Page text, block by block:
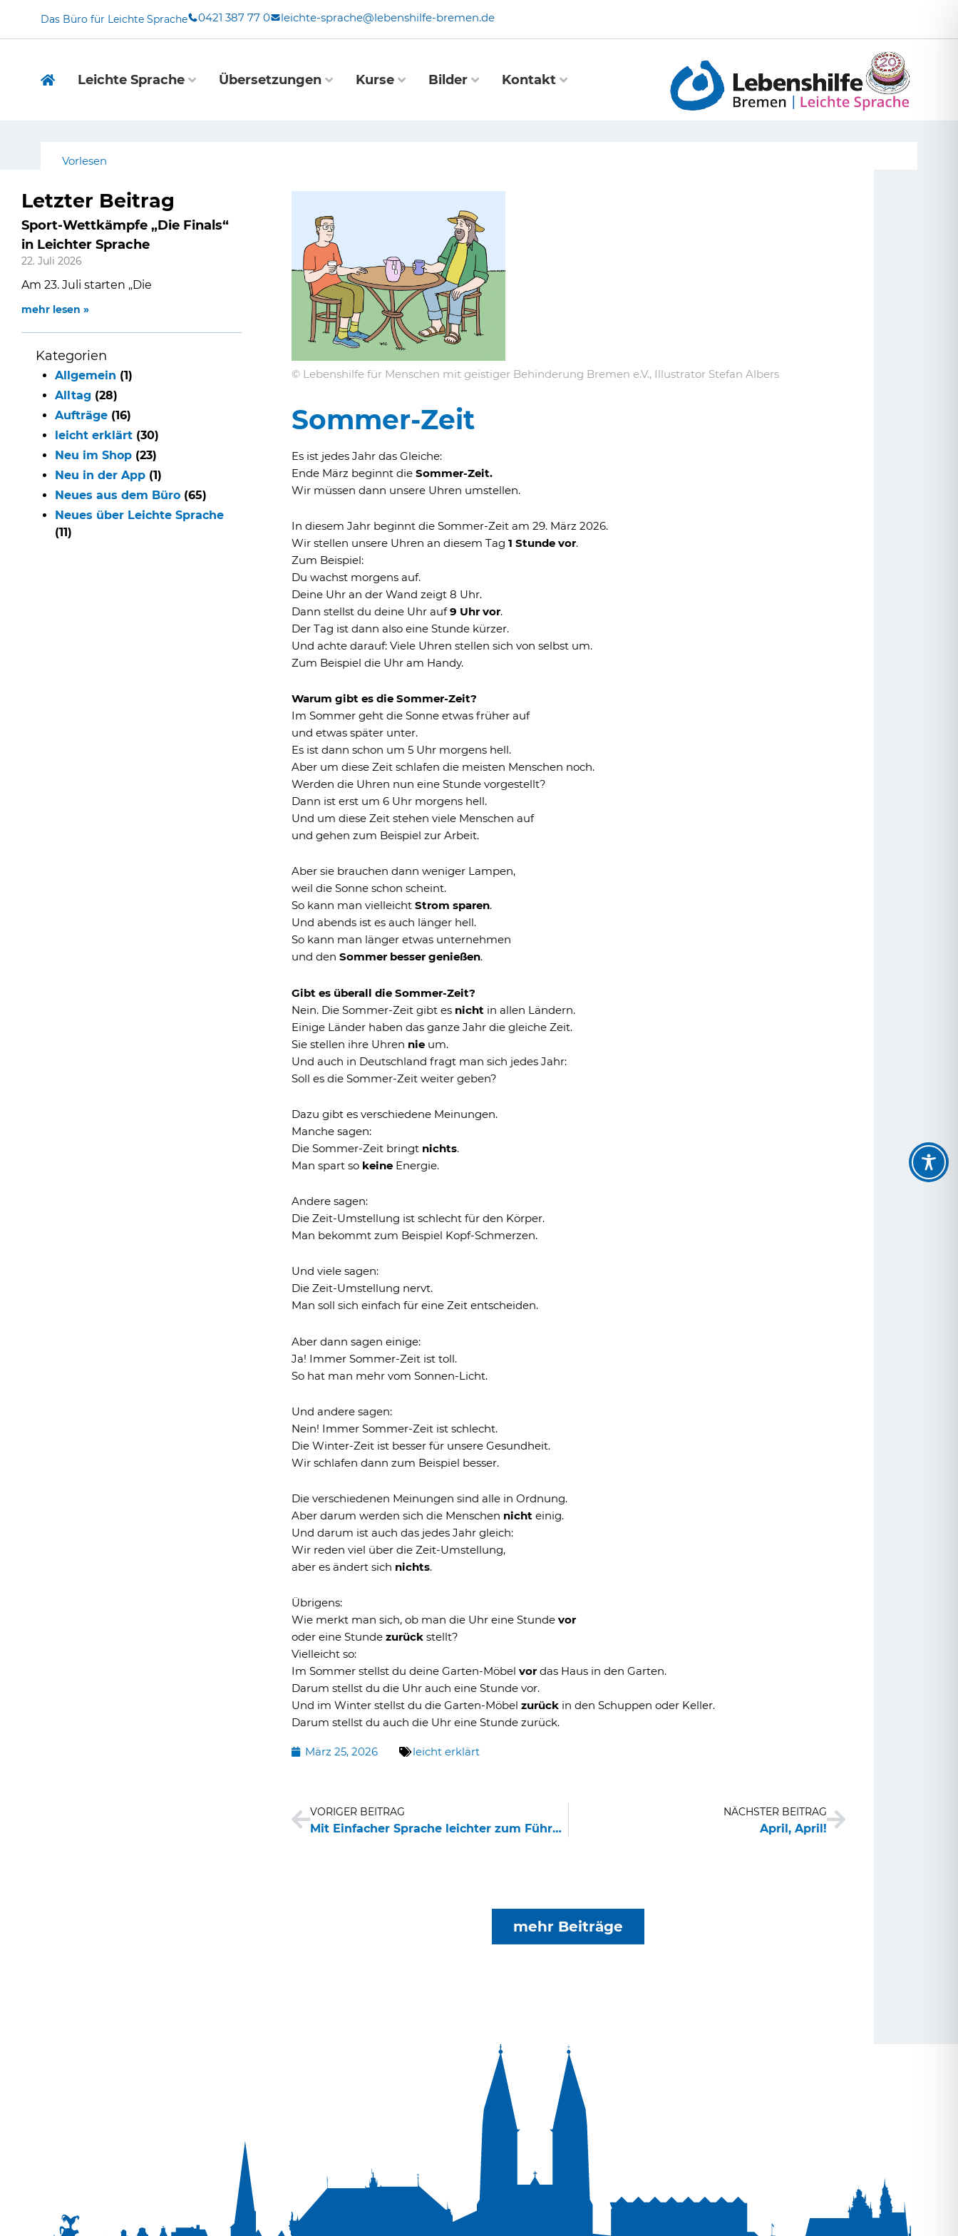
springen
Das Büro für Leichte Sprache 0421 387 77 0 leichte-sprache@lebenshilfe-bremen.de
Leichte Sprache Übersetzungen Kurse Bilder Kontakt
Vorlesen
Letzter Beitrag
Sport-Wettkämpfe „Die Finals“
in Leichter Sprache
22. Juli 2026
Am 23. Juli starten „Die
mehr lesen »
Kategorien
Allgemein (1)
Alltag (28)
Aufträge (16)
leicht erklärt (30)
Neu im Shop (23)
Neu in der App (1)
Neues aus dem Büro (65)
Neues über Leichte Sprache
(11)
© Lebenshilfe für Menschen mit geistiger Behinderung Bremen e.V., Illustrator Stefan Albers
Sommer-Zeit
Es ist jedes Jahr das Gleiche:
Ende März beginnt die Sommer-Zeit.
Wir müssen dann unsere Uhren umstellen.
In diesem Jahr beginnt die Sommer-Zeit am 29. März 2026.
Wir stellen unsere Uhren an diesem Tag 1 Stunde vor.
Zum Beispiel:
Du wachst morgens auf.
Deine Uhr an der Wand zeigt 8 Uhr.
Dann stellst du deine Uhr auf9 Uhr vor.
Der Tag ist dann also eine Stunde kürzer.
Und achte darauf: Viele Uhren stellen sich von selbst um.
Zum Beispiel die Uhr am Handy.
Warum gibt es die Sommer-Zeit?
Im Sommer geht die Sonne etwas früher auf
und etwas später unter.
Es ist dann schon um 5 Uhr morgens hell.
Aber um diese Zeit schlafen die meisten Menschen noch.
Werden die Uhren nun eine Stunde vorgestellt?
Dann ist erst um 6 Uhr morgens hell.
Und um diese Zeit stehen viele Menschen auf
und gehen zum Beispiel zur Arbeit.
Aber sie brauchen dann weniger Lampen,
weil die Sonne schon scheint.
So kann man vielleicht Strom sparen.
Und abends ist es auch länger hell.
So kann man länger etwas unternehmen
und den Sommer besser genießen.
Gibt es überall die Sommer-Zeit?
Nein. Die Sommer-Zeit gibt es nicht in allen Ländern.
Einige Länder haben das ganze Jahr die gleiche Zeit.
Sie stellen ihre Uhren nie um.
Und auch in Deutschland fragt man sich jedes Jahr:
Soll es die Sommer-Zeit weiter geben?
Dazu gibt es verschiedene Meinungen.
Manche sagen:
Die Sommer-Zeit bringt nichts.
Man spart so keine Energie.
Andere sagen:
Die Zeit-Umstellung ist schlecht für den Körper.
Man bekommt zum Beispiel Kopf-Schmerzen.
Und viele sagen:
Die Zeit-Umstellung nervt.
Man soll sich einfach für eine Zeit entscheiden.
Aber dann sagen einige:
Ja! Immer Sommer-Zeit ist toll.
So hat man mehr vom Sonnen-Licht.
Und andere sagen:
Nein! Immer Sommer-Zeit ist schlecht.
Die Winter-Zeit ist besser für unsere Gesundheit.
Wir schlafen dann zum Beispiel besser.
Die verschiedenen Meinungen sind alle in Ordnung.
Aber darum werden sich die Menschen nicht einig.
Und darum ist auch das jedes Jahr gleich:
Wir reden viel über die Zeit-Umstellung,
aber es ändert sich nichts.
Übrigens:
Wie merkt man sich, ob man die Uhr eine Stunde vor
oder eine Stunde zurück stellt?
Vielleicht so:
Im Sommer stellst du deine Garten-Möbel vor das Haus in den Garten.
Darum stellst du die Uhr auch eine Stunde vor.
Und im Winter stellst du die Garten-Möbel zurück in den Schuppen oder Keller.
Darum stellst du auch die Uhr eine Stunde zurück.
März 25, 2026 leicht erklärt
Zurück
VORIGER BEITRAG
Mit Einfacher Sprache leichter zum Führerschein
NÄCHSTER BEITRAG
April, April!
Nächster
mehr Beiträge